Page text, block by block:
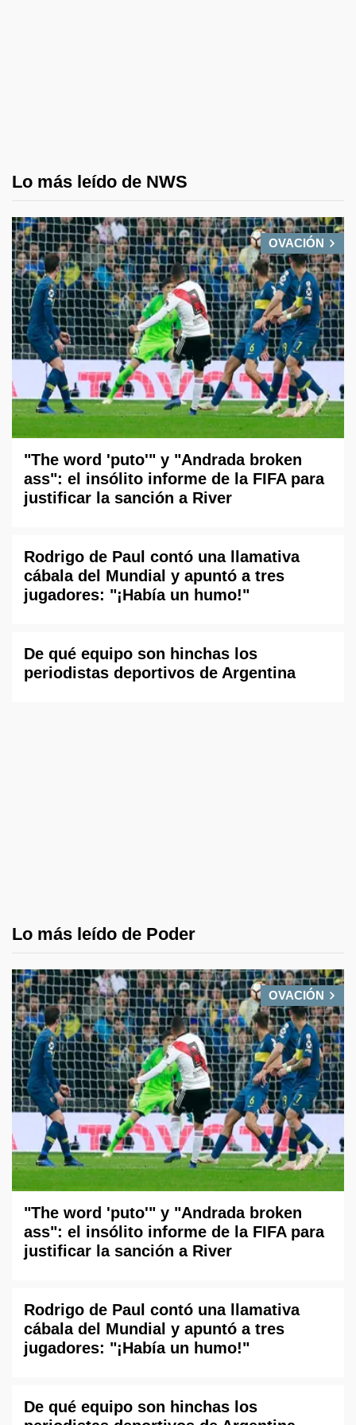
Lo más leído de NWS
OVACIÓN
"The word 'puto'" y "Andrada broken
ass": el insólito informe de la FIFA para
justificar la sanción a River
Rodrigo de Paul contó una llamativa
cábala del Mundial y apuntó a tres
jugadores: "¡Había un humo!"
De qué equipo son hinchas los
periodistas deportivos de Argentina
Lo más leído de Poder
OVACIÓN
"The word 'puto'" y "Andrada broken
ass": el insólito informe de la FIFA para
justificar la sanción a River
Rodrigo de Paul contó una llamativa
cábala del Mundial y apuntó a tres
jugadores: "¡Había un humo!"
De qué equipo son hinchas los